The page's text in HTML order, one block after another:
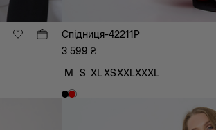
Спідниця-42211P
3 599 ₴
M
S XLXSXXLXXXL